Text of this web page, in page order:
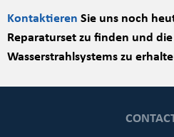
Kontaktieren Sie uns noch
Reparaturset zu finden und
Wasserstrahlsystems zu